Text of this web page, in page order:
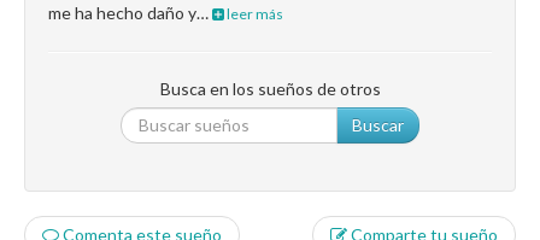
me ha hecho daño y…
leer más
Busca en los sueños de otros
Buscar
Comenta este sueño Comparte tu sueño